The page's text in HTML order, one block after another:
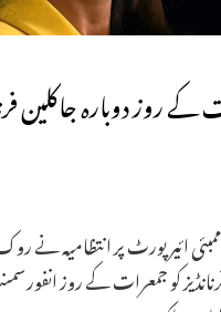
دوبارہ جاکلین
ائیر پورٹ پر انتظامیہ نے
فرنانڈیز کو جمعرات کے روز